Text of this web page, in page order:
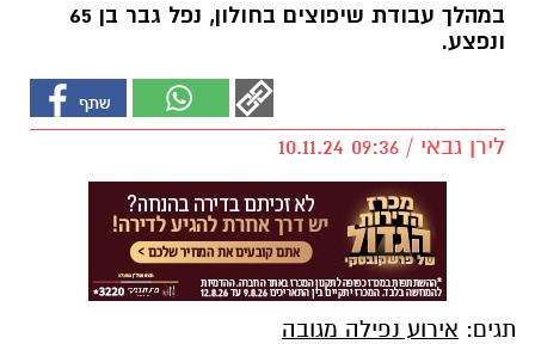
במהלך עבודת שיפוצים בחולון, נפל גבר בן 65
ונפצע.
לירן גבאי / 09:36 10.11.24
תגים: אירוע נפילה מגובה